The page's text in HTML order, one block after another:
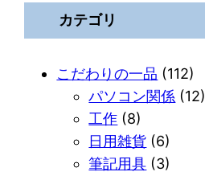
カテゴリ
こだわりの一品 (112)
パソコン関係 (12)
工作 (8)
日用雑貨 (6)
筆記用具 (3)